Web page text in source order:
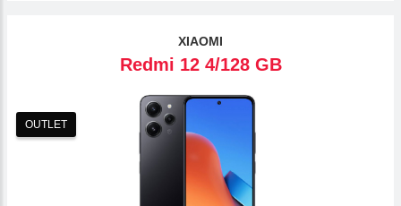
XIAOMI
Redmi 12 4/128 GB
OUTLET